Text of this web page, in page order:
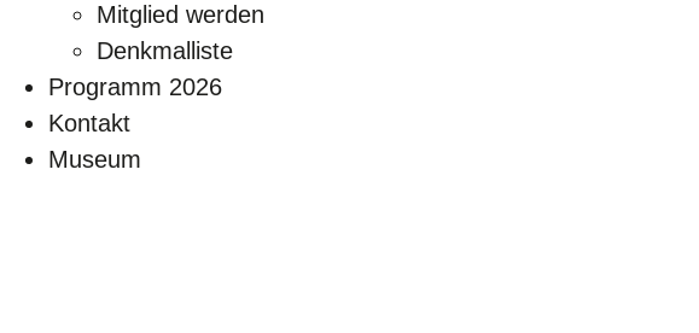
Mitglied werden
Denkmalliste
Programm 2026
Kontakt
Museum